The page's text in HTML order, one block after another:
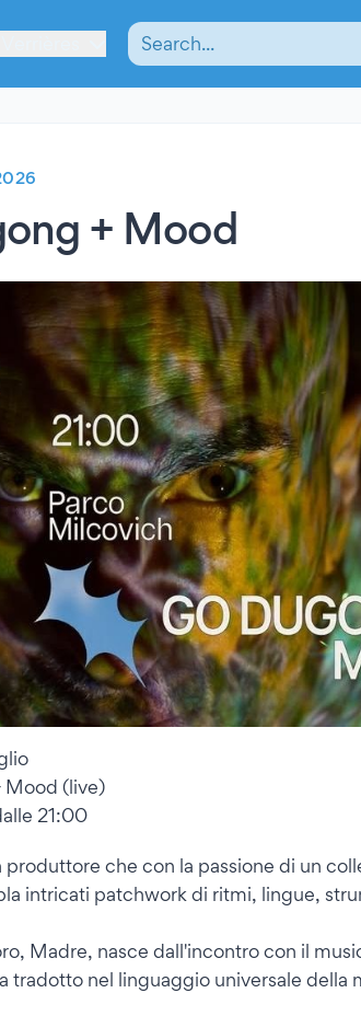
+ Mood
Mood (live)
21:00
che con la passione di un
intricati patchwork di ritmi, lingue,
Madre, nasce dall'incontro con il
tradotto nel linguaggio universale della